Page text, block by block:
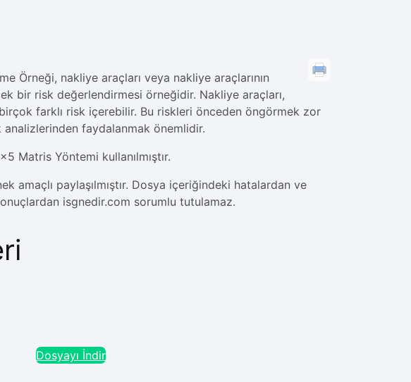
Örneği, nakliye araçları veya nakliye araçlarının
bir risk değerlendirmesi örneğidir. Nakliye araçları,
farklı risk içerebilir. Bu riskleri önceden öngörmek zor
faydalanmak önemlidir.
Matris Yöntemi kullanılmıştır.
amaçlı paylaşılmıştır. Dosya içeriğindeki hatalardan ve
isgnedir.com sorumlu tutulamaz.
Dosyayı İndir